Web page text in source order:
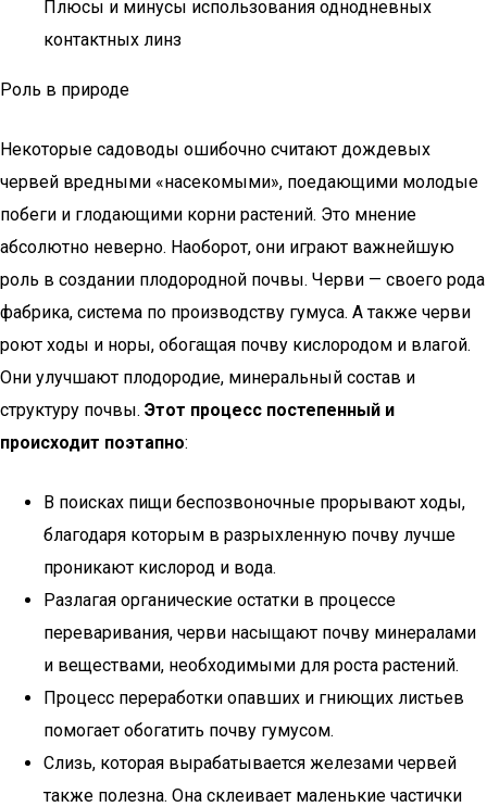
Плюсы и минусы использования однодневных
контактных линз
Роль в природе
Некоторые садоводы ошибочно считают дождевых
червей вредными «насекомыми», поедающими молодые
побеги и глодающими корни растений. Это мнение
абсолютно неверно. Наоборот, они играют важнейшую
роль в создании плодородной почвы. Черви — своего рода
фабрика, система по производству гумуса. А также черви
роют ходы и норы, обогащая почву кислородом и влагой.
Они улучшают плодородие, минеральный состав и
структуру почвы. Этот процесс постепенный и
происходит поэтапно:
В поисках пищи беспозвоночные прорывают ходы,
благодаря которым в разрыхленную почву лучше
проникают кислород и вода.
Разлагая органические остатки в процессе
переваривания, черви насыщают почву минералами
и веществами, необходимыми для роста растений.
Процесс переработки опавших и гниющих листьев
помогает обогатить почву гумусом.
Слизь, которая вырабатывается железами червей
также полезна. Она склеивает маленькие частички